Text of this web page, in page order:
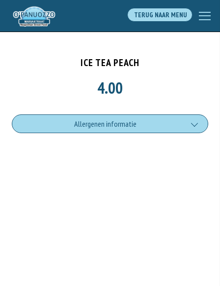
TERUG NAAR MENU
ICE TEA PEACH
4.00
Allergenen informatie